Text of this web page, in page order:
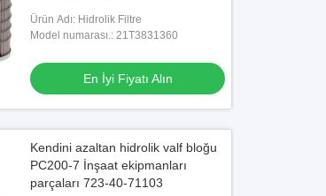
Ürün Adı: Hidrolik Filtre
Model numarası.: 21T3831360
En İyi Fiyatı Alın
Kendini azaltan hidrolik valf bloğu
PC200-7 İnşaat ekipmanları
parçaları 723-40-71103